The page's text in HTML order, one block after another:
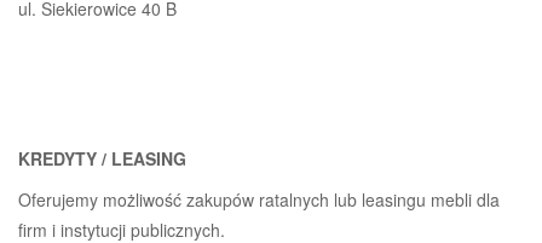
ul. Siekierowice 40 B
KREDYTY / LEASING
Oferujemy możliwość zakupów ratalnych lub leasingu mebli dla
firm i instytucji publicznych.